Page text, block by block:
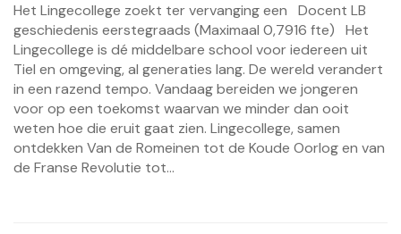
Het Lingecollege zoekt ter vervanging een Docent LB
geschiedenis eerstegraads (Maximaal 0,7916 fte) Het
Lingecollege is dé middelbare school voor iedereen uit
Tiel en omgeving, al generaties lang. De wereld verandert
in een razend tempo. Vandaag bereiden we jongeren
voor op een toekomst waarvan we minder dan ooit
weten hoe die eruit gaat zien. Lingecollege, samen
ontdekken Van de Romeinen tot de Koude Oorlog en van
de Franse Revolutie tot...